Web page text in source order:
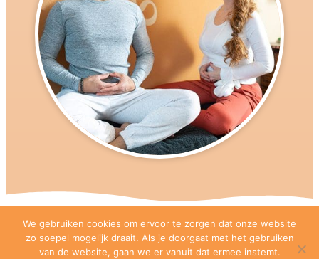
We gebruiken cookies om ervoor te zorgen dat onze website
zo soepel mogelijk draait. Als je doorgaat met het gebruiken
van de website, gaan we er vanuit dat ermee instemt.